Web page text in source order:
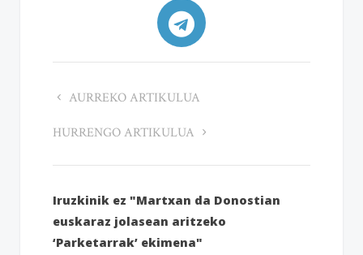
AURREKO ARTIKULUA
HURRENGO ARTIKULUA
Iruzkinik ez "Martxan da Donostian
euskaraz jolasean aritzeko
‘Parketarrak’ ekimena"